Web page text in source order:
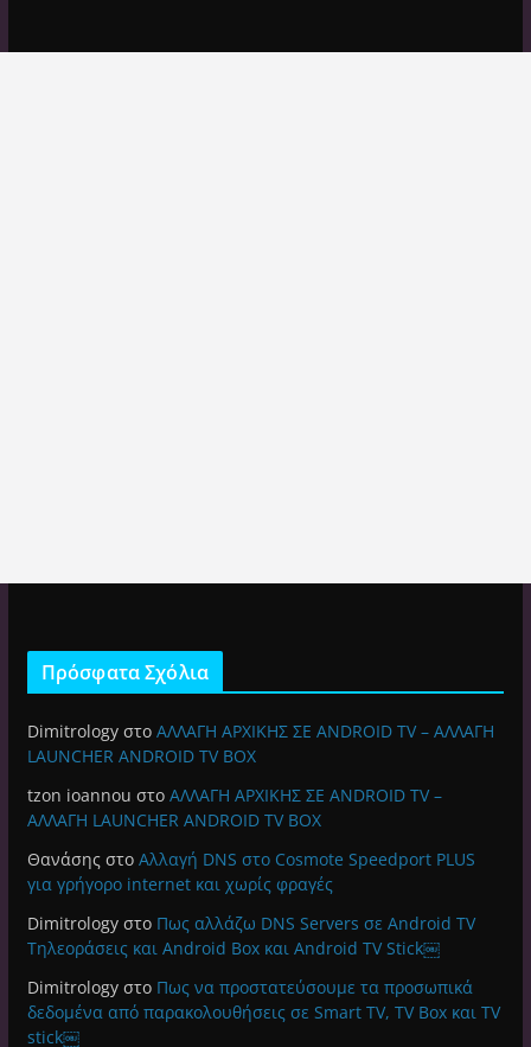
Πρόσφατα Σχόλια
Dimitrologyστο ΑΛΛΑΓΗ ΑΡΧΙΚΗΣ ΣΕ ANDROID TV – ΑΛΛΑΓΗ
LAUNCHER ANDROID TV BOX
tzon ioannou στο ΑΛΛΑΓΗ ΑΡΧΙΚΗΣ ΣΕ ANDROID TV –
ΑΛΛΑΓΗ LAUNCHER ANDROID TV BOX
Θανάσηςστο Αλλαγή DNS στο Cosmote Speedport PLUS
για γρήγορο internet και χωρίς φραγές
Dimitrologyστο Πως αλλάζω DNS Servers σε Android TV
Τηλεοράσεις και Android Box και Android TV Stick￼
Dimitrologyστο Πως να προστατεύσουμε τα προσωπικά
δεδομένα από παρακολουθήσεις σε Smart TV, TV Box και TV
stick￼